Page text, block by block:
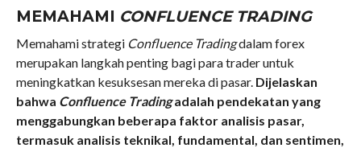
MEMAHAMI CONFLUENCE TRADING
Memahami strategi Confluence Tradingdalam forex
merupakan langkah penting bagi para trader untuk
meningkatkan kesuksesan mereka di pasar. Dijelaskan
bahwa Confluence Tradingadalah pendekatan yang
menggabungkan beberapa faktor analisis pasar,
termasuk analisis teknikal, fundamental, dan sentimen,